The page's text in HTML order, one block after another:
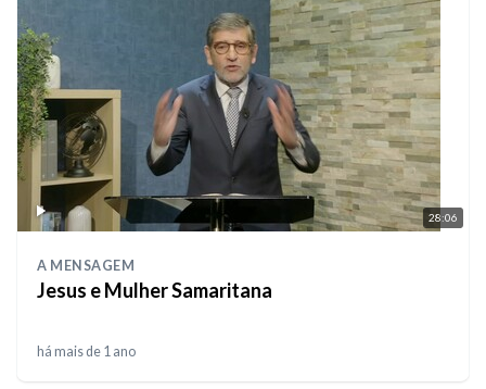
28:06
A MENSAGEM
Jesus e Mulher Samaritana
há mais de 1 ano